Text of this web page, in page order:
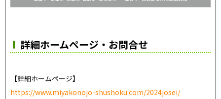
詳細ホームページ・お問合せ
【詳細ホームページ】
https://www.miyakonojo-shushoku.com/2024josei/